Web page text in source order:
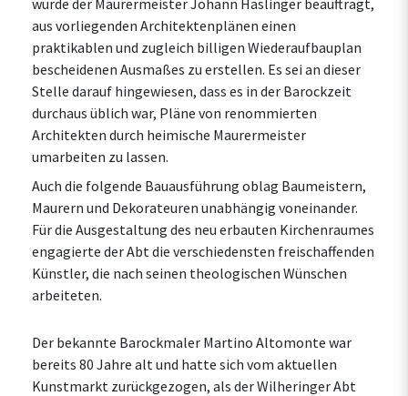
aus vorliegenden Architektenplänen einen
praktikablen und zugleich billigen Wiederaufbauplan
bescheidenen Ausmaßes zu erstellen. Es sei an dieser
Stelle darauf hingewiesen, dass es in der Barockzeit
durchaus üblich war, Pläne von renommierten
Architekten durch heimische Maurermeister
umarbeiten zu lassen.
Auch die folgende Bauausführung oblag Baumeistern,
Maurern und Dekorateuren unabhängig voneinander.
Für die Ausgestaltung des neu erbauten Kirchenraumes
engagierte der Abt die verschiedensten freischaffenden
Künstler, die nach seinen theologischen Wünschen
arbeiteten.
Der bekannte Barockmaler Martino Altomonte war
bereits 80 Jahre alt und hatte sich vom aktuellen
Kunstmarkt zurückgezogen, als der Wilheringer Abt